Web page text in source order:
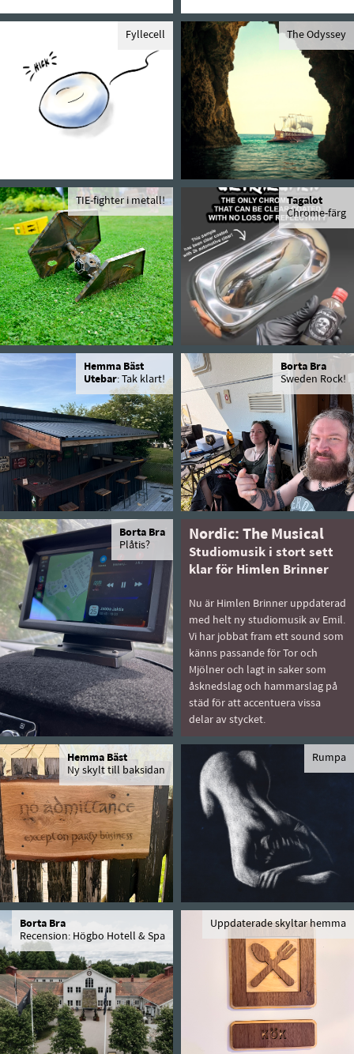
Fyllecell The Odyssey
TIE-fighter i metall!
Tagalot
Chrome-färg
Hemma Bäst
Utebar: Tak klart!
Borta Bra
Sweden Rock!
Borta Bra
Plåtis?
Nordic: The Musical
Studiomusik i stort sett
klar för Himlen Brinner
Nu är Himlen Brinner uppdaterad
med helt ny studiomusik av Emil.
Vi har jobbat fram ett sound som
känns passande för Tor och
Mjölner och lagt in saker som
åsknedslag och hammarslag på
städ för att accentuera vissa
delar av stycket.
Hemma Bäst
Ny skylt till baksidan
Rumpa
Borta Bra
Recension: Högbo Hotell & Spa
Uppdaterade skyltar hemma